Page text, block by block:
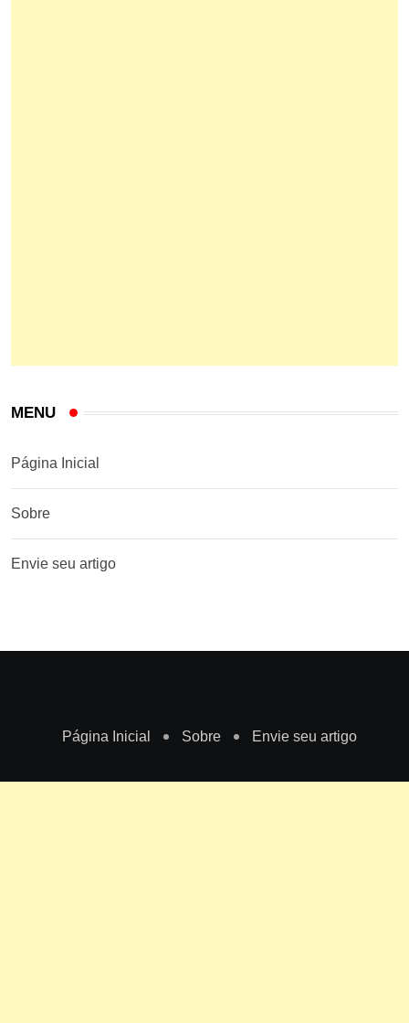
MENU
Página Inicial
Sobre
Envie seu artigo
Página Inicial Sobre Envie seu artigo